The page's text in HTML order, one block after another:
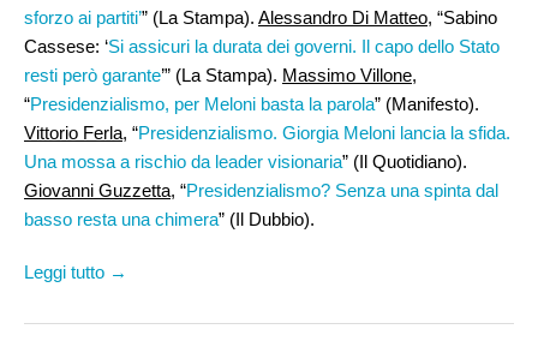
sforzo ai partiti’” (La Stampa). Alessandro Di Matteo, “Sabino
Cassese: ‘Si assicuri la durata dei governi. Il capo dello Stato
resti però garante’” (La Stampa). Massimo Villone,
“Presidenzialismo, per Meloni basta la parola” (Manifesto).
Vittorio Ferla, “Presidenzialismo. Giorgia Meloni lancia la sfida.
Una mossa a rischio da leader visionaria” (Il Quotidiano).
Giovanni Guzzetta, “Presidenzialismo? Senza una spinta dal
basso resta una chimera” (Il Dubbio).
Leggi tutto →